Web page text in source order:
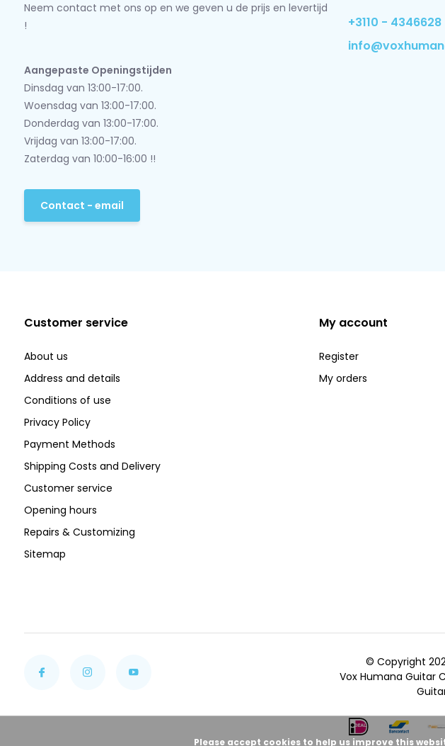
Neem contact met ons op en we geven u de prijs en levertijd
!
Aangepaste Openingstijden
Dinsdag van 13:00-17:00.
Woensdag van 13:00-17:00.
Donderdag van 13:00-17:00.
Vrijdag van 13:00-17:00.
Zaterdag van 10:00-16:00 !!
Contact - email
+3110 - 4346628
Customer service
About us
Address and details
Conditions of use
Privacy Policy
Payment Methods
Shipping Costs and Delivery
Customer service
Opening hours
Repairs & Customizing
Sitemap
My account
Register
My orders
© Copyright
Vox Humana Guitar
Please accept cookies to help us improve this